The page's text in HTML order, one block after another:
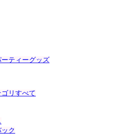
ティーグッズ
リすべて
ク